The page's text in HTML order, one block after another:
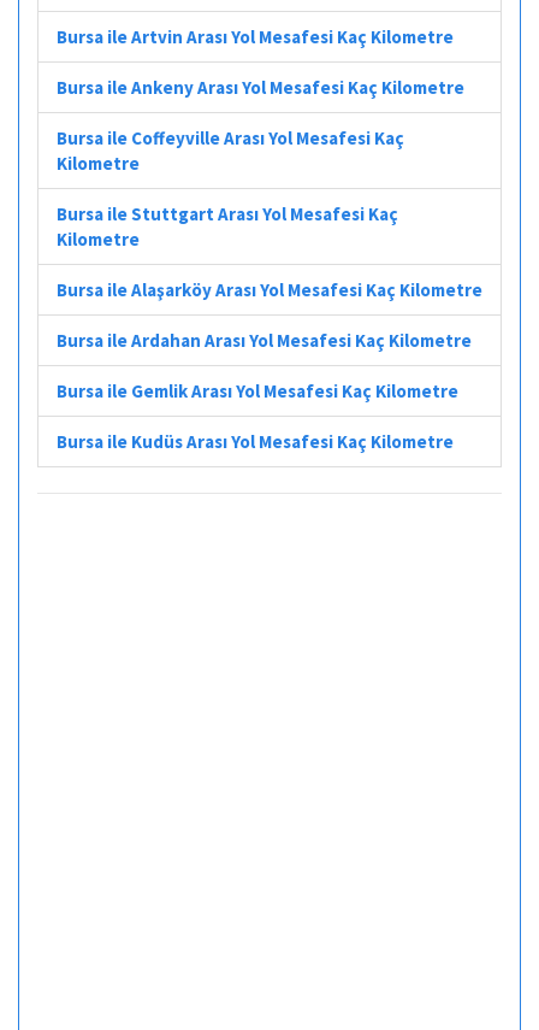
Bursa ile Artvin Arası Yol Mesafesi Kaç Kilometre
Bursa ile Ankeny Arası Yol Mesafesi Kaç Kilometre
Bursa ile Coffeyville Arası Yol Mesafesi Kaç
Kilometre
Bursa ile Stuttgart Arası Yol Mesafesi Kaç
Kilometre
Bursa ile Alaşarköy Arası Yol Mesafesi Kaç Kilometre
Bursa ile Ardahan Arası Yol Mesafesi Kaç Kilometre
Bursa ile Gemlik Arası Yol Mesafesi Kaç Kilometre
Bursa ile Kudüs Arası Yol Mesafesi Kaç Kilometre